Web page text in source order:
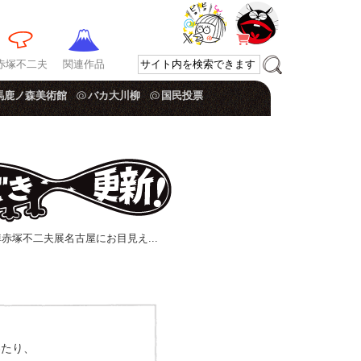
塚不二夫 関連作品
鹿ノ森美術館 バカ大川柳 国民投票
塚不二夫展名古屋にお目見え...
り、